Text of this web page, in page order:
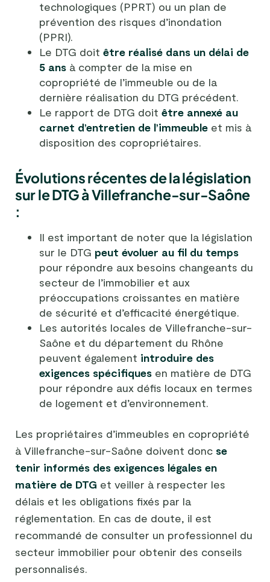
technologiques (PPRT) ou un plan de
prévention des risques d’inondation
(PPRI).
Le DTG doit être réalisé dans un délai de
5 ans à compter de la mise en
copropriété de l’immeuble ou de la
dernière réalisation du DTG précédent.
Le rapport de DTG doit être annexé au
carnet d’entretien de l’immeuble et mis à
disposition des copropriétaires.
Évolutions récentes de la législation
sur le DTG à Villefranche-sur-Saône
:
Il est important de noter que la législation
sur le DTG peut évoluer au fil du temps
pour répondre aux besoins changeants du
secteur de l’immobilier et aux
préoccupations croissantes en matière
de sécurité et d’efficacité énergétique.
Les autorités locales de Villefranche-sur-
Saône et du département du Rhône
peuvent également introduire des
exigences spécifiques en matière de DTG
pour répondre aux défis locaux en termes
de logement et d’environnement.
Les propriétaires d’immeubles en copropriété
à Villefranche-sur-Saône doivent donc se
tenir informés des exigences légales en
matière de DTG et veiller à respecter les
délais et les obligations fixés par la
réglementation. En cas de doute, il est
recommandé de consulter un professionnel du
secteur immobilier pour obtenir des conseils
personnalisés.